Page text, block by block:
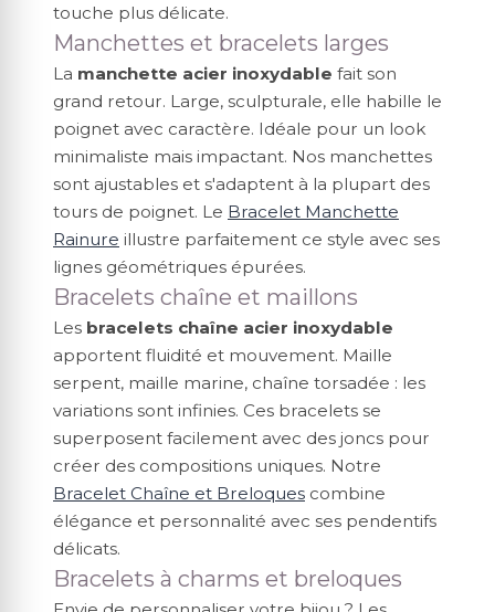
touche plus délicate.
Manchettes et bracelets larges
La manchette acier inoxydable fait son
grand retour. Large, sculpturale, elle habille le
poignet avec caractère. Idéale pour un look
minimaliste mais impactant. Nos manchettes
sont ajustables et s'adaptent à la plupart des
tours de poignet. Le Bracelet Manchette
Rainure illustre parfaitement ce style avec ses
lignes géométriques épurées.
Bracelets chaîne et maillons
Les bracelets chaîne acier inoxydable
apportent fluidité et mouvement. Maille
serpent, maille marine, chaîne torsadée : les
variations sont infinies. Ces bracelets se
superposent facilement avec des joncs pour
créer des compositions uniques. Notre
Bracelet Chaîne et Breloques combine
élégance et personnalité avec ses pendentifs
délicats.
Bracelets à charms et breloques